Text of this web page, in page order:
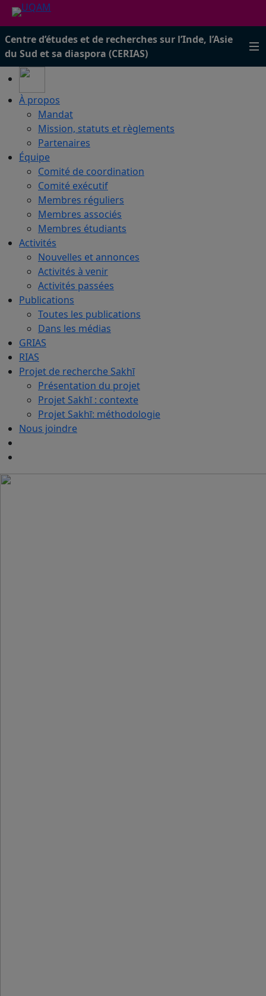
Centre d’études et de recherches sur l’Inde, l’Asie
du Sud et sa diaspora (CERIAS)
À propos
Mandat
Mission, statuts et règlements
Partenaires
Équipe
Comité de coordination
Comité exécutif
Membres réguliers
Membres associés
Membres étudiants
Activités
Nouvelles et annonces
Activités à venir
Activités passées
Publications
Toutes les publications
Dans les médias
GRIAS
RIAS
Projet de recherche Sakhī
Présentation du projet
Projet Sakhī : contexte
Projet Sakhī: méthodologie
Nous joindre